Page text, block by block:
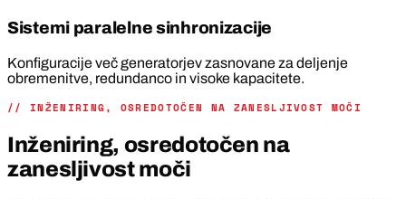
Sistemi paralelne sinhronizacije
Konfiguracije več generatorjev zasnovane za deljenje
obremenitve, redundanco in visoke kapacitete.
// INŽENIRING, OSREDOTOČEN NA ZANESLJIVOST MOČI
Inženiring, osredotočen na
zanesljivost moči